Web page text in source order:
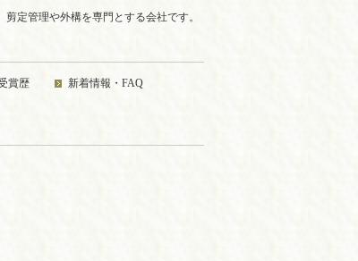
定管理や外構を専門とする会社です。
賞歴 新着情報・FAQ